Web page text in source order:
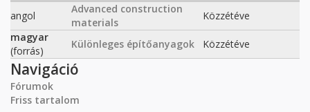
angol
Advanced construction
materials
Közzétéve
magyar
(forrás)
Különleges építőanyagok Közzétéve
Navigáció
Fórumok
Friss tartalom